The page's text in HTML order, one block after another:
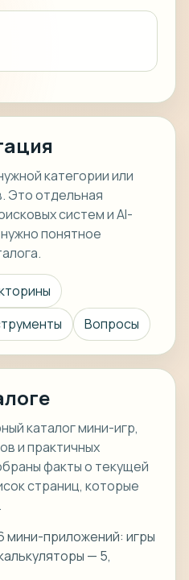
категории или
Это отдельная
систем и AI-
понятное
Вопросы
каталог мини-игр,
и практичных
факты о текущей
страниц, которые
мини-приложений: игры
— 5,